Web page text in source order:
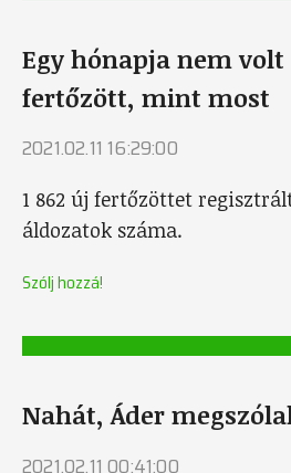
Egy hónapja nem
fertőzött, mint most
2021.02.11 16:29:00
1 862 új fertőzöttet
áldozatok száma.
Szólj hozzá!
Nahát, Áder
2021.02.11 00:41:00